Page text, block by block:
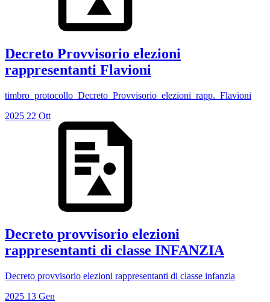
Decreto Provvisorio elezioni
rappresentanti Flavioni
timbro_protocollo_Decreto_Provvisorio_elezioni_rapp._Flavioni
2025 22 Ott
Decreto provvisorio elezioni
rappresentanti di classe INFANZIA
Decreto provvisorio elezioni rappresentanti di classe infanzia
2025 13 Gen